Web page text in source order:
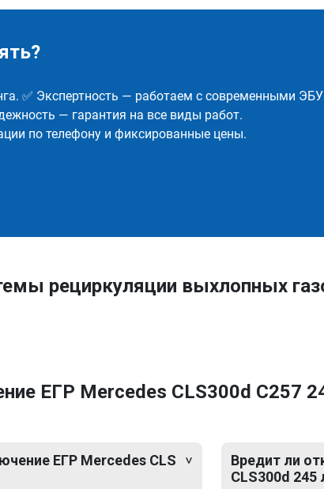
✅ Экспертность — работаем с современными
— гарантия на все виды работ.
по телефону и фиксированные цены.
рециркуляции выхлопных
ЕГР Mercedes CLS300d C257
ЕГР Mercedes CLS
Вредит ли
CLS300d 245